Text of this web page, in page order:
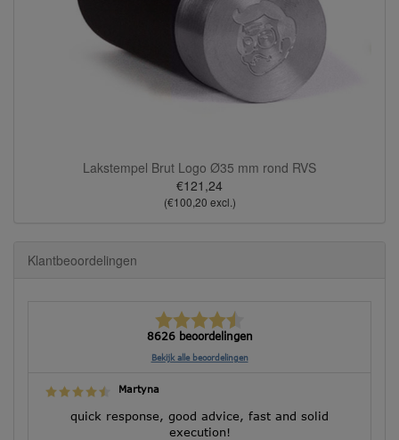
Lakstempel Brut Logo Ø35 mm rond RVS
€121,24
(€100,20 excl.)
Klantbeoordelingen
8626 beoordelingen
Bekijk alle beoordelingen
Martyna
quick response, good advice, fast and solid
execution!